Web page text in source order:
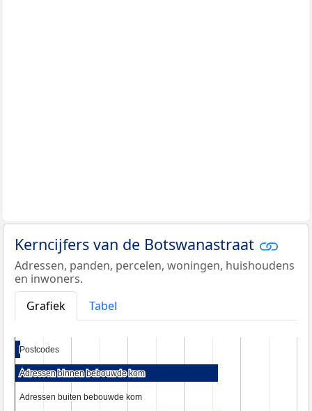
Kerncijfers van de Botswanastraat
Adressen, panden, percelen, woningen, huishoudens
en inwoners.
Grafiek
Tabel
Postcodes
Postcodes
Adressen binnen bebouwde kom
Adressen binnen bebouwde kom
Adressen buiten bebouwde kom
Adressen buiten bebouwde kom